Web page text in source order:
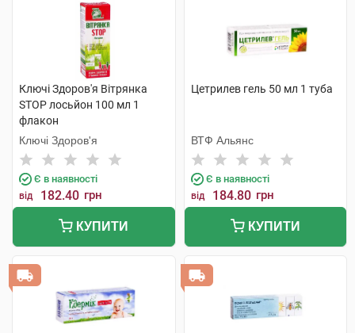
Ключі Здоров'я Вітрянка
STOP лосьйон 100 мл 1
флакон
Ключі Здоров'я
Є в наявності
від 182.40 грн
КУПИТИ
Цетрилев гель 50 мл 1 туба
ВТФ Альянс
Є в наявності
від 184.80 грн
КУПИТИ